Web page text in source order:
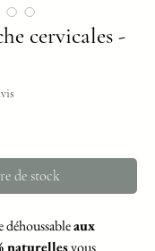
cervicales -
cinq étoiles selon 1
de stock
aux
naturellesvous